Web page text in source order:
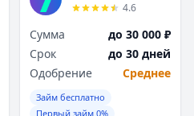
4.6
Сумма
до 30 000 ₽
Срок
до 30 дней
Одобрение
Среднее
Займ бесплатно
Первый займ 0%